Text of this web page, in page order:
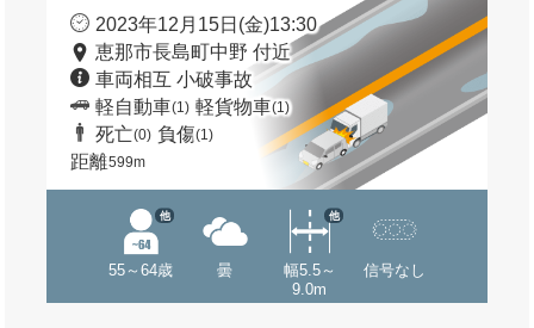
2023年12月15日(金)13:30
恵那市長島町中野 付近
車両相互 小破事故
軽自動車(1) 軽貨物車(1)
死亡(0) 負傷(1)
距離599m
55～64歳
他
曇
幅5.5～
9.0m
他
信号なし